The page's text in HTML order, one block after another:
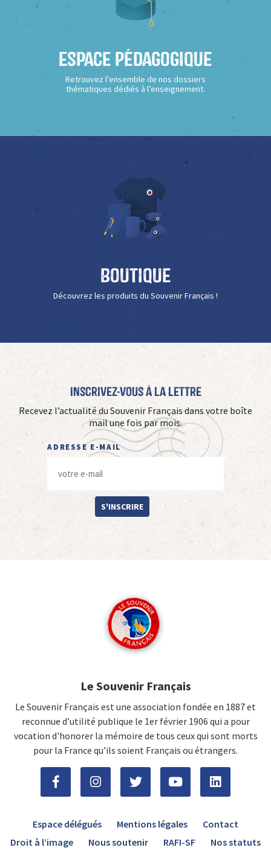
Espace Pédagogique
Retrouvez l’ensemble de nos dossiers
thématiques dédiés à l’enseignement.
Boutique
Découvrez les produits du Souvenir Français !
Inscrivez-vous à La Lettre
Recevez l’actualité du Souvenir Français dans votre boîte
mail une fois par mois.
ADRESSE E-MAIL
S'INSCRIRE
Le Souvenir Français
Le Souvenir Français est une association fondée en 1887 et
reconnue d’utilité publique le 1er février 1906 qui a pour
vocation d'honorer la mémoire de tous ceux qui sont morts
pour la France qu’ils soient Français ou étrangers.
Espace délégués Mentions légales
Contact
Droit à l’image
Nous soutenir RAFI-SF Nos statuts